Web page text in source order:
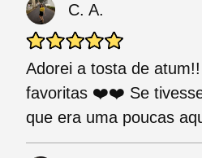
C. A.
Adorei a tosta de
favoritas ❤️❤️ Se
que era uma poucas